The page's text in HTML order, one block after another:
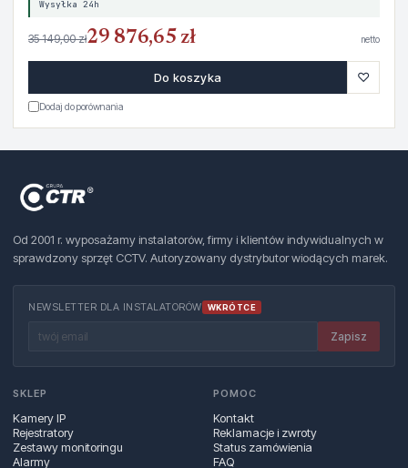
Wysyłka 24h
35 149,00 zł29 876,65 zł netto
Do koszyka ♡
Dodaj do porównania
Od 2001 r. wyposażamy instalatorów, firmy i klientów indywidualnych w
sprawdzony sprzęt CCTV. Autoryzowany dystrybutor wiodących marek.
NEWSLETTER DLA INSTALATORÓW WKRÓTCE
Zapisz
SKLEP
Kamery IP
Rejestratory
Zestawy monitoringu
Alarmy
POMOC
Kontakt
Reklamacje i zwroty
Status zamówienia
FAQ